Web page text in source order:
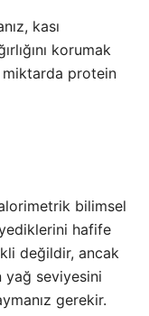
kası
korumak
protein
bilimsel
hafife
değildir, ancak
yağ seviyesini
gerekir.